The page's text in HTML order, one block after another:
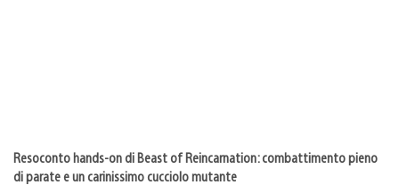
Resoconto hands-on di Beast of Reincarnation: combattimento pieno
di parate e un carinissimo cucciolo mutante